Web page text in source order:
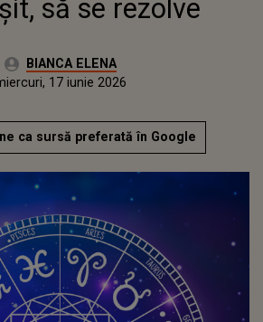
să se rezolve
Autor:BIANCA ELENA
17 iunie 2026
ca sursă preferată în Google